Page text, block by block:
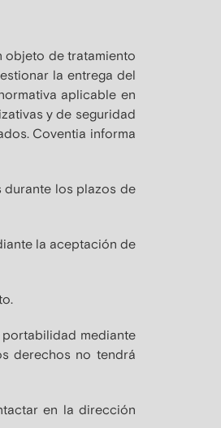
objeto de tratamiento
la entrega del
aplicable en
y de seguridad
Coventia informa
durante los plazos de
la aceptación de
mediante
derechos no tendrá
en la dirección